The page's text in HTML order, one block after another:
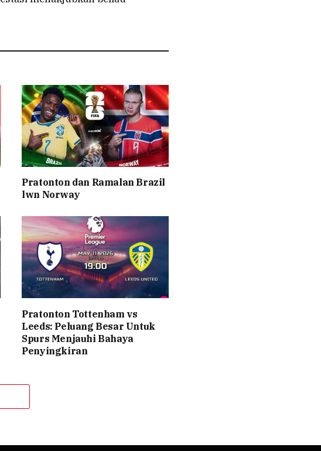
Pratonton dan Ramalan Brazil
lwn Norway
Pratonton Tottenham vs
Leeds: Peluang Besar Untuk
Spurs Menjauhi Bahaya
Penyingkiran